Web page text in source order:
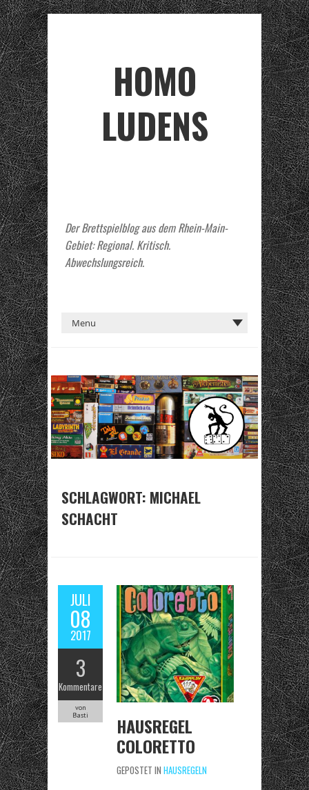
HOMO
LUDENS
Der Brettspielblog aus dem Rhein-Main-
Gebiet: Regional. Kritisch.
Abwechslungsreich.
SCHLAGWORT: MICHAEL
SCHACHT
JULI
08
2017
3
Kommentare
von
Basti
HAUSREGEL
COLORETTO
GEPOSTET IN HAUSREGELN